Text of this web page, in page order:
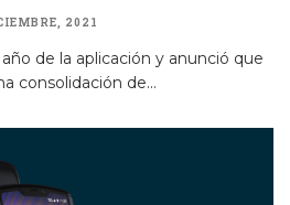
2021
de la aplicación y anunció que
consolidación de...